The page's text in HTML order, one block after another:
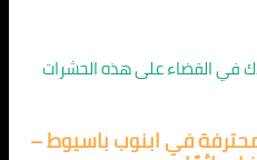
في القضاء على هذه الحشرات
في ابنوب باسيوط–